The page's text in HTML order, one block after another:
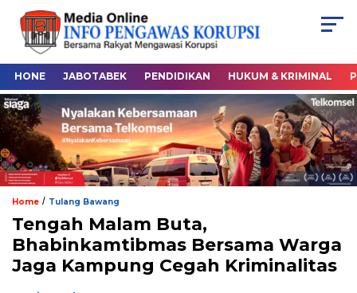
HONE JABOTABEK PENDIDIKAN HUKUM & KRIMINAL
Home / Tulang Bawang
Tengah Malam Buta,
Bhabinkamtibmas Bersama Warga
Jaga Kampung Cegah Kriminalitas